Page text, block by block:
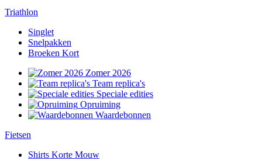
Triathlon
Singlet
Snelpakken
Broeken Kort
Zomer 2026
Team replica's
Speciale edities
Opruiming
Waardebonnen
Fietsen
Shirts Korte Mouw